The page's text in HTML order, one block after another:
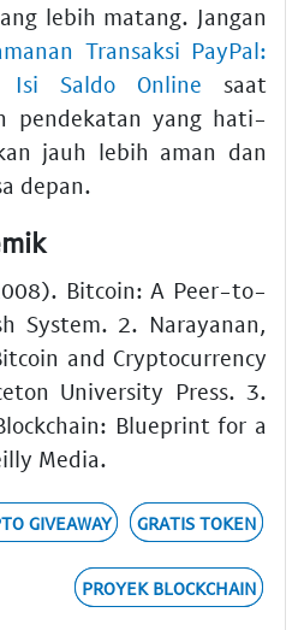
lebih matang. Jangan
Transaksi PayPal:
Saldo Online saat
pendekatan yang hati-
jauh lebih aman dan
depan.
Bitcoin: A Peer-to-
System. 2. Narayanan,
and Cryptocurrency
University Press. 3.
Blueprint for a
Media.
GIVEAWAY GRATIS TOKEN
PROYEK BLOCKCHAIN